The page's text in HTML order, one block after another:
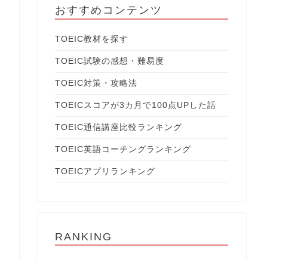
おすすめコンテンツ
TOEIC教材を探す
TOEIC試験の感想・難易度
TOEIC対策・攻略法
TOEICスコアが3カ月で100点UPした話
TOEIC通信講座比較ランキング
TOEIC英語コーチングランキング
TOEICアプリランキング
RANKING